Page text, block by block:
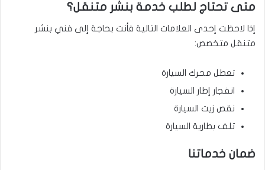
متى تحتاج لطلب خدمة بنشر متنقل؟
إذا لاحظت إحدى العلامات التالية فأنت بحاجة إلى فني بنشر
متنقل متخصص:
تعطل محرك السيارة
انفجار إطار السيارة
نقص زيت السيارة
تلف بطارية السيارة
ضمان خدماتنا